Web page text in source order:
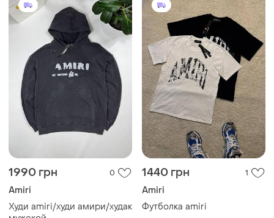
1990 грн 0
Amiri
Худи amiri/худи амири/худак
1440 грн 1
Amiri
Футболка amiri